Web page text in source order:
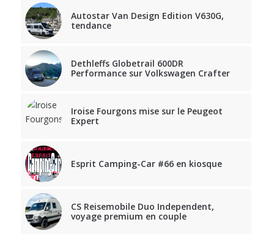
Autostar Van Design Edition V630G,
tendance
Dethleffs Globetrail 600DR
Performance sur Volkswagen Crafter
Iroise Fourgons mise sur le Peugeot
Expert
Esprit Camping-Car #66 en kiosque
CS Reisemobile Duo Independent,
voyage premium en couple